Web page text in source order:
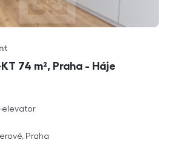
74 m², Praha - Háje
elevator
Praha